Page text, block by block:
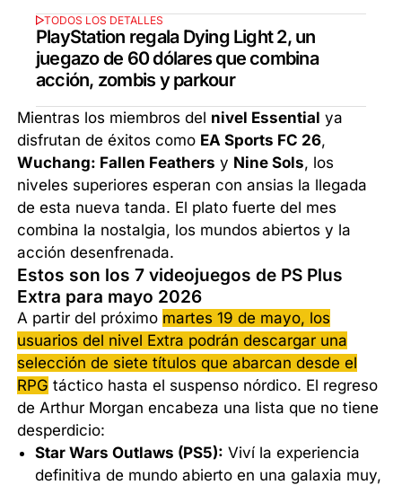
TODOS LOS DETALLES
PlayStation regala Dying Light 2, un
juegazo de 60 dólares que combina
acción, zombis y parkour
Mientras los miembros del nivel Essential ya
disfrutan de éxitos como EA Sports FC 26,
Wuchang: Fallen Feathers y Nine Sols, los
niveles superiores esperan con ansias la llegada
de esta nueva tanda. El plato fuerte del mes
combina la nostalgia, los mundos abiertos y la
acción desenfrenada.
Estos son los 7 videojuegos de PS Plus
Extra para mayo 2026
A partir del próximo martes 19 de mayo, los
usuarios del nivel Extra podrán descargar una
selección de siete títulos que abarcan desde el
RPG táctico hasta el suspenso nórdico. El regreso
de Arthur Morgan encabeza una lista que no tiene
desperdicio:
Star Wars Outlaws (PS5): Viví la experiencia
definitiva de mundo abierto en una galaxia muy,